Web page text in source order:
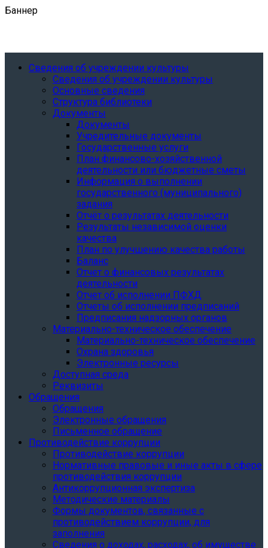
Баннер
Сведения об учреждении культуры
Сведения об учреждении культуры
Основные сведения
Структура библиотеки
Документы
Документы
Учредительные документы
Государственные услуги
План финансово-хозяйственной
деятельности или бюджетные сметы
Информация о выполнении
государственного (муниципального)
задания
Отчёт о результатах деятельности
Результаты независимой оценки
качества
План по улучшению качества работы
Баланс
Отчет о финансовых результатах
деятельности
Отчет об исполнении ПФХД
Отчеты об исполнении предписаний
Предписания надзорных органов
Материально-техническое обеспечение
Материально-техническое обеспечение
Охрана здоровья
Электронные ресурсы
Доступная среда
Реквизиты
Обращения
Обращения
Электронные обращения
Письменное обращение
Противодействие коррупции
Противодействие коррупции
Нормативные правовые и иные акты в сфере
противодействия коррупции
Антикоррупционная экспертиза
Методические материалы
Формы документов, связанные с
противодействием коррупции, для
заполнения
Сведения о доходах, расходах, об имуществе